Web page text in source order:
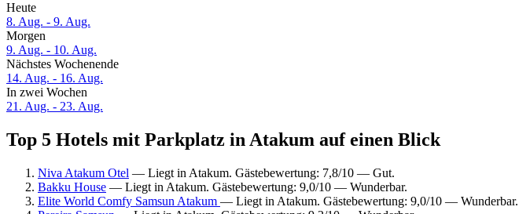
Heute
8. Aug. - 9. Aug.
Morgen
9. Aug. - 10. Aug.
Nächstes Wochenende
14. Aug. - 16. Aug.
In zwei Wochen
21. Aug. - 23. Aug.
Top 5 Hotels mit Parkplatz in Atakum auf einen Blick
Niva Atakum Otel — Liegt in Atakum. Gästebewertung: 7,8/10 — Gut.
Bakku House — Liegt in Atakum. Gästebewertung: 9,0/10 — Wunderbar.
Elite World Comfy Samsun Atakum — Liegt in Atakum. Gästebewertung: 9,0/10 — Wunderbar.